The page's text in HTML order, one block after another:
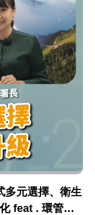
多元選擇、衛生
. 環管署